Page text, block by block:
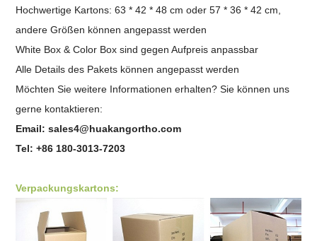
Hochwertige Kartons: 63 * 42 * 48 cm oder 57 * 36 * 42 cm,
andere Größen können angepasst werden
White Box & Color Box sind gegen Aufpreis anpassbar
Alle Details des Pakets können angepasst werden
Möchten Sie weitere Informationen erhalten? Sie können uns
gerne kontaktieren:
Email:sales4@huakangortho.com
Tel: +86 180-3013-7203
Verpackungskartons: